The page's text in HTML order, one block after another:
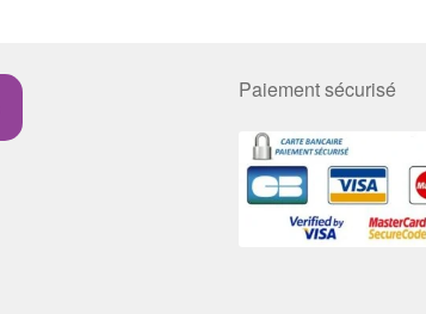
Paiement sécurisé